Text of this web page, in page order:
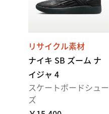
リサイクル素材
ナイキ SB ズーム ナ
イジャ 4
スケートボードシュー
ズ